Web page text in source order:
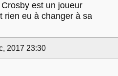
est un joueur
rien eu à changer à sa
2017 23:30